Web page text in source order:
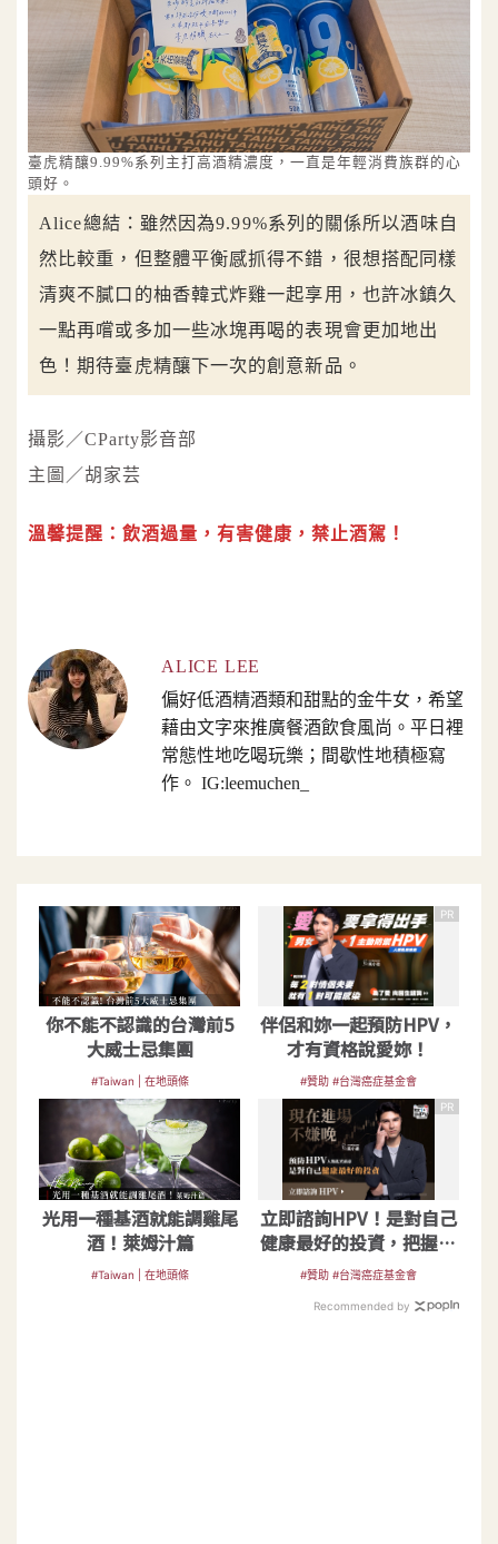
臺虎精釀9.99%系列主打高酒精濃度，一直是年輕消費族群的心
頭好。
Alice總結：雖然因為9.99%系列的關係所以酒味自
然比較重，但整體平衡感抓得不錯，很想搭配同樣
清爽不膩口的柚香韓式炸雞一起享用，也許冰鎮久
一點再嚐或多加一些冰塊再喝的表現會更加地出
色！期待臺虎精釀下一次的創意新品。
攝影 ／CParty影音部
主圖／胡家芸
溫馨提醒：飲酒過量，有害健康，禁止酒駕！
ALICE LEE
偏好低酒精酒類和甜點的金牛女，希望
藉由文字來推廣餐酒飲食風尚。平日裡
常態性地吃喝玩樂；間歇性地積極寫
作。 IG:leemuchen_
你不能不認識的台灣前5
大威士忌集團
#Taiwan | 在地頭條
PR
伴侶和妳一起預防HPV，
才有資格說愛妳！
#贊助 #台灣癌症基金會
光用一種基酒就能調雞尾
酒！萊姆汁篇
#Taiwan | 在地頭條
PR
立即諮詢HPV！是對自己
健康最好的投資，把握現
在不嫌晚！
#贊助 #台灣癌症基金會
Recommended by